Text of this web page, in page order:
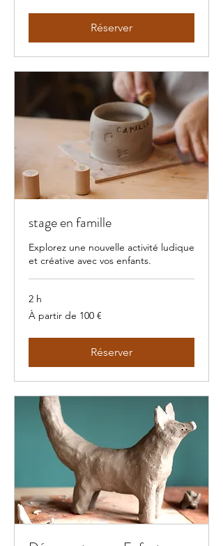
Réserver
stage en famille
Explorez une nouvelle activité ludique
et créative avec vos enfants.
2 h
À
partir
À partir de 100 €
Réserver